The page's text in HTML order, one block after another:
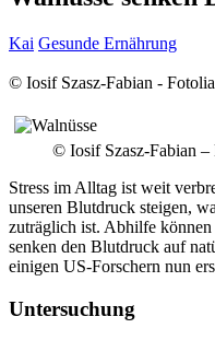
Kai Gesunde Ernährung
© Iosif Szasz-Fabian -
© Iosif Szasz-Fabian –
Stress im Alltag ist weit
unseren Blutdruck steigen,
zuträglich ist. Abhilfe können
senken den Blutdruck auf
einigen US-Forschern nun
Untersuchung